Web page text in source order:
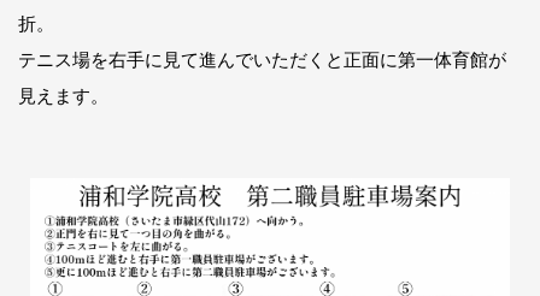
折。
テニス場を右手に見て進んでいただくと正面に第一体育館が
見えます。